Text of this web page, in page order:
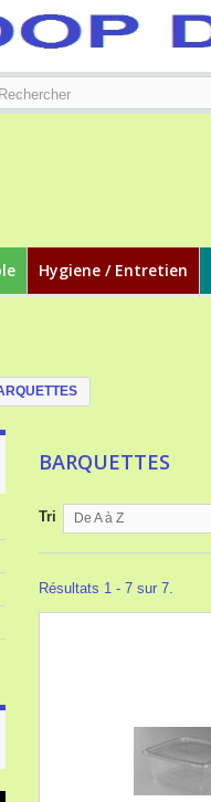
Hygiene / Entretien
BARQUETTES
Tri De A à Z
Résultats 1 - 7 sur 7.